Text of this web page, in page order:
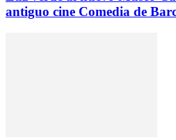
antiguo cine Comedia de